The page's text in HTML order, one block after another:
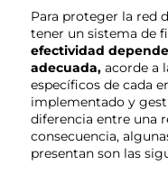
Para proteger la red
tener un sistema de
efectividad
adecuada,acorde a
específicos de cada
implementado y
diferencia entre una
consecuencia,
presentan son las